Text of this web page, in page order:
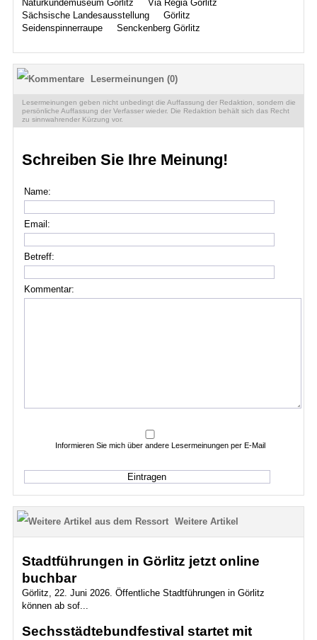
Naturkundemuseum Görlitz
Via Regia Görlitz
Sächsische Landesausstellung
Görlitz
Seidenspinnerraupe
Senckenberg Görlitz
Lesermeinungen (0)
Lesermeinungen geben nicht unbedingt die Auffassung der Redaktion, sondern die
persönliche Auffassung der Verfasser wieder. Die Redaktion behält sich das Recht
zu sinnwahrender Kürzung vor.
Schreiben Sie Ihre Meinung!
Name:
Email:
Betreff:
Kommentar:
Informieren Sie mich über andere Lesermeinungen per E-Mail
Weitere Artikel
Stadtführungen in Görlitz jetzt online
buchbar
Görlitz, 22. Juni 2026. Öffentliche Stadtführungen in Görlitz
können ab sof...
Sechsstädtebundfestival startet mit